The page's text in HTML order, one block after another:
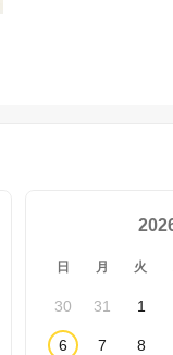
日 月 火
30 31 1
6 7 8